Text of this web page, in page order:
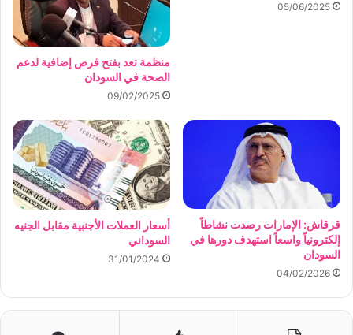
05/06/2025
منظمة تعد بفتح فرص إضافية لدعم
الصحة في السودان
09/02/2025
قرقاش: الإمارات رصدت نشاطاً
إلكترونياً واسعاً استهدف دورها في
السودان
04/02/2026
أسعار العملات الأجنبية مقابل الجنيه
السوداني
31/01/2024